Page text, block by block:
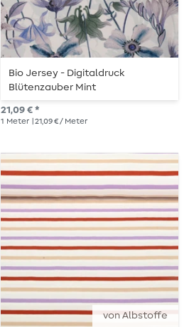
Bio Jersey - Digitaldruck
Blütenzauber Mint
21,09 € *
1 Meter | 21,09 € / Meter
von Albstoffe